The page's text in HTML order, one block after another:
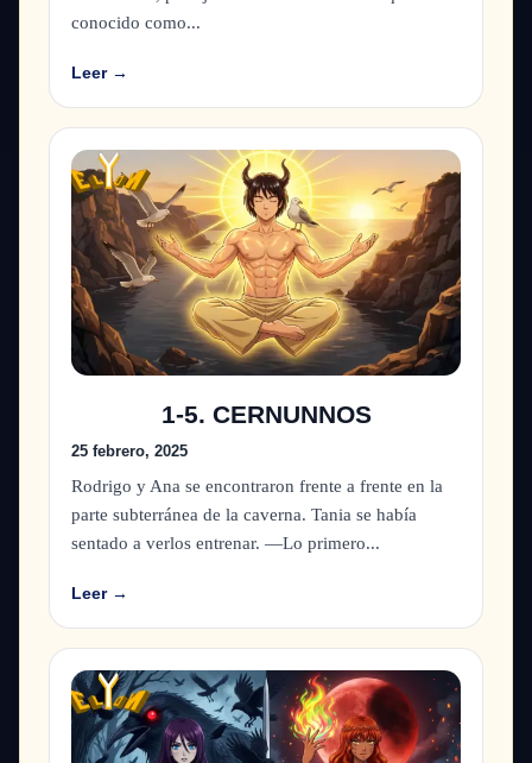
conocido como...
Leer →
1-5. CERNUNNOS
25 febrero, 2025
Rodrigo y Ana se encontraron frente a frente en la
parte subterránea de la caverna. Tania se había
sentado a verlos entrenar. —Lo primero...
Leer →